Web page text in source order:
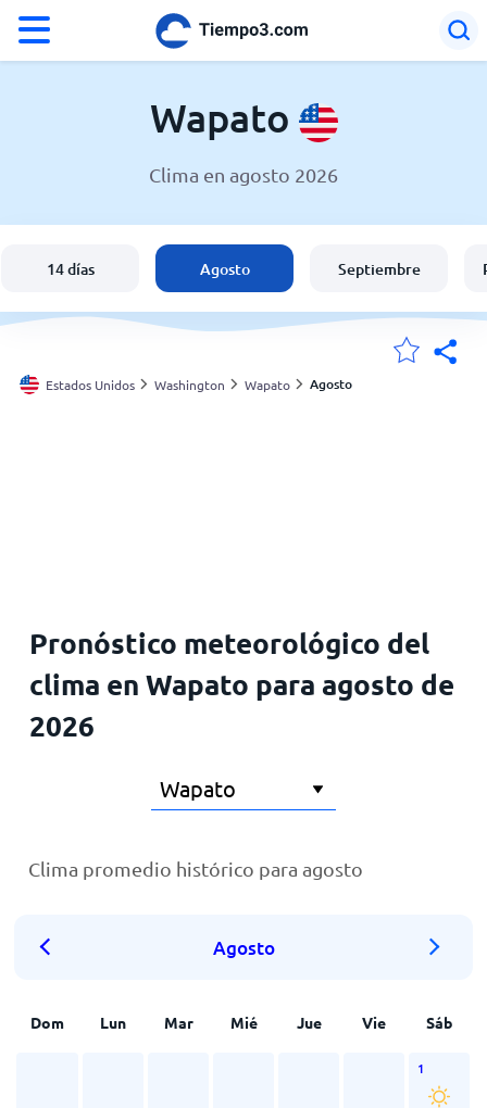
El clima en Wapato
España
Argentina
Wapato
Clima en agosto 2026
14 días Agosto Septiembre
Estados Unidos Washington Wapato Agosto
Pronóstico meteorológico del
clima en Wapato para agosto de
2026
Clima promedio histórico para agosto
Agosto
Dom Lun Mar Mié Jue Vie Sáb
1